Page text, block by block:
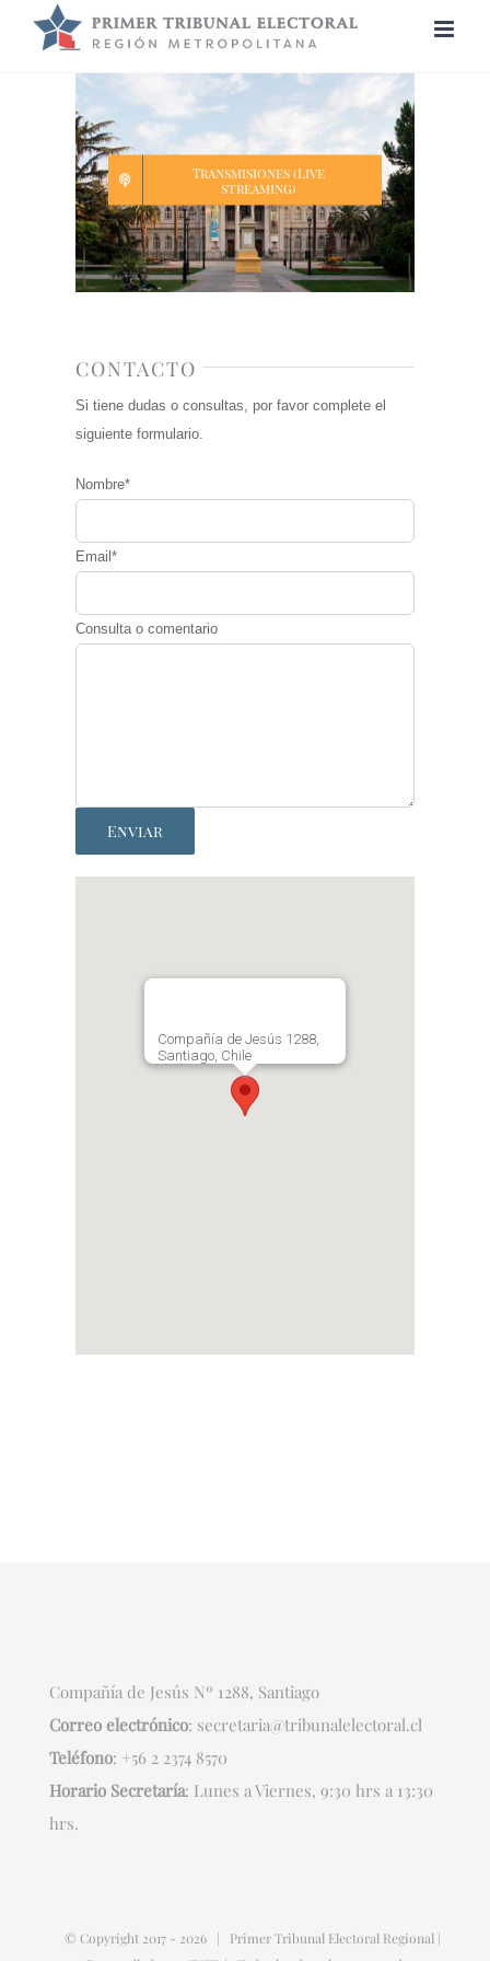
Transmisiones (Live
streaming)
CONTACTO
Si tiene dudas o consultas, por favor complete el
siguiente formulario.
Nombre*
Email*
Consulta o comentario
Compañía de Jesús 1288,
Santiago, Chile
Compañía de Jesús Nº 1288, Santiago
Correo electrónico: secretaria@tribunalelectoral.cl
Teléfono: +56 2 2374 8570
Horario Secretaría: Lunes a Viernes, 9:30 hrs a 13:30
hrs.
© Copyright 2017 - 2026 | Primer Tribunal Electoral Regional |